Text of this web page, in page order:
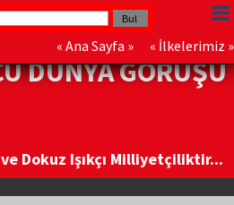
« Ana Sayfa » « İlkelerimiz »
DÜNYA GÖRÜŞÜ
Dokuz Işıkçı Milliyetçiliktir...